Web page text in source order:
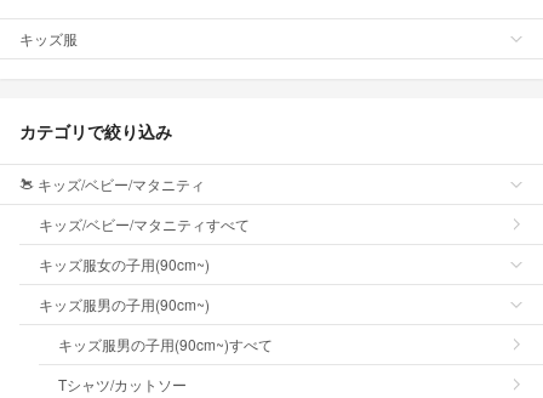
キッズ服
カテゴリで絞り込み
キッズ/ベビー/マタニティ
キッズ/ベビー/マタニティすべて
キッズ服女の子用(90cm~)
キッズ服男の子用(90cm~)
キッズ服男の子用(90cm~)すべて
Tシャツ/カットソー